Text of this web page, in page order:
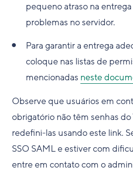
pequeno atraso na
problemas no servidor.
Para garantir a entrega
coloque nas listas de
mencionadas neste
Observe que usuários em
obrigatório não têm senhas
redefini-las usando este link.
SSO SAML e estiver com
entre em contato com o